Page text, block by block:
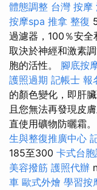
體態調整 台灣 按摩
按摩spa 推拿 整復
過濾器，100％安全
取決於神經和激素
胞的活性。 腳底按
護照過期 記帳士 報
的顏色變化，即肝
且您無法再發現皮
直使用礦物防曬霜。
生與整復推廣中心
185至300 卡式台胞
美容撥筋 護照代辦
車 歐式外燴 學習按